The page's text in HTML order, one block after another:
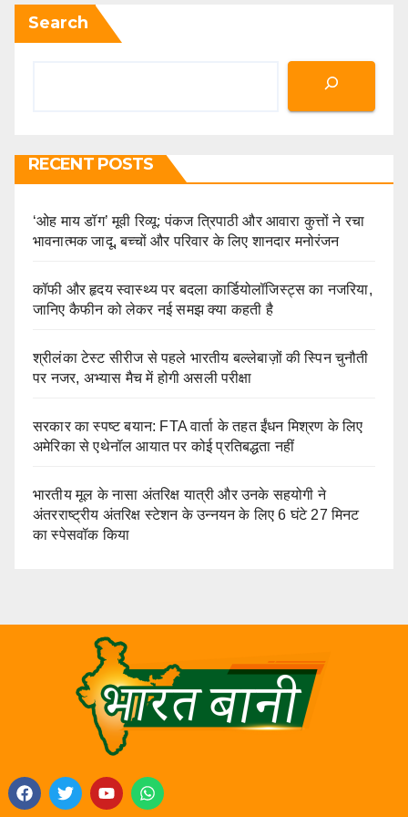
Search
RECENT POSTS
‘ओह माय डॉग’ मूवी रिव्यू: पंकज त्रिपाठी और आवारा कुत्तों ने रचा
भावनात्मक जादू, बच्चों और परिवार के लिए शानदार मनोरंजन
कॉफी और हृदय स्वास्थ्य पर बदला कार्डियोलॉजिस्ट्स का नजरिया,
जानिए कैफीन को लेकर नई समझ क्या कहती है
श्रीलंका टेस्ट सीरीज से पहले भारतीय बल्लेबाज़ों की स्पिन चुनौती
पर नजर, अभ्यास मैच में होगी असली परीक्षा
सरकार का स्पष्ट बयान: FTA वार्ता के तहत ईंधन मिश्रण के लिए
अमेरिका से एथेनॉल आयात पर कोई प्रतिबद्धता नहीं
भारतीय मूल के नासा अंतरिक्ष यात्री और उनके सहयोगी ने
अंतरराष्ट्रीय अंतरिक्ष स्टेशन के उन्नयन के लिए 6 घंटे 27 मिनट
का स्पेसवॉक किया